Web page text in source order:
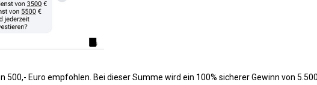
500,- Euro empfohlen. Bei dieser Summe wird ein 100% sicherer Gewinn von